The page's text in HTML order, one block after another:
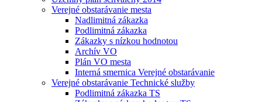
Verejné obstarávanie mesta
Nadlimitná zákazka
Podlimitná zákazka
Zákazky s nízkou hodnotou
Archív VO
Plán VO mesta
Interná smernica Verejné obstarávanie
Verejné obstarávanie Technické služby
Podlimitná zákazka TS